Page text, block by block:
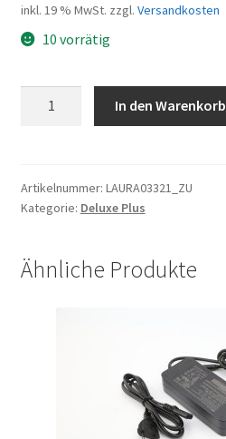
inkl. 19 % MwSt. zzgl. Versandkosten
10 vorrätig
Schlauch
W/REFLECTIVE
Pannensicher
Menge
In den Warenkorb
Artikelnummer: LAURA03321_ZU
Kategorie: Deluxe Plus
Ähnliche Produkte